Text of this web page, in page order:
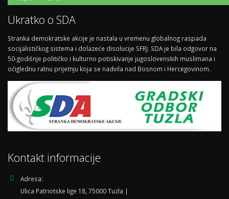
Ukratko o SDA
Stranka demokratske akcije je nastala u vremenu globalnog raspada
socijalističkog sistema i dolazeće disolucije SFRJ. SDA je bila odgovor na
50-godišnje političko i kulturno potiskivanje jugoslovenskih muslimana i
očiglednu ratnu prijetnju koja se nadvila nad Bosnom i Hercegovinom.
Kontakt informacije
Adresa:
Ulica Patriotske lige 18, 75000 Tuzla |